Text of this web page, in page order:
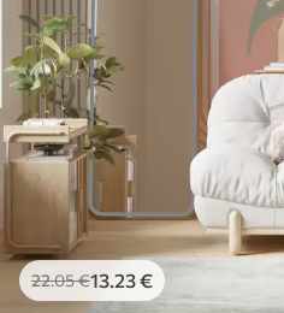
22.05€13.23€